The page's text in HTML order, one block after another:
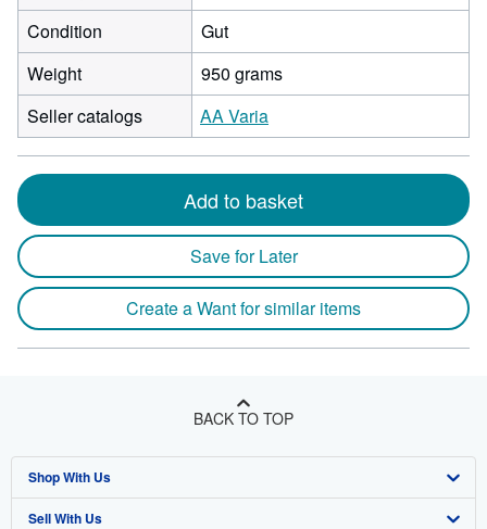
Condition
Gut
Weight
950 grams
Seller catalogs
AA Varia
Add to basket
Save for Later
Create a Want for similar items
BACK TO TOP
Shop With Us
Advanced Search
Sell With Us